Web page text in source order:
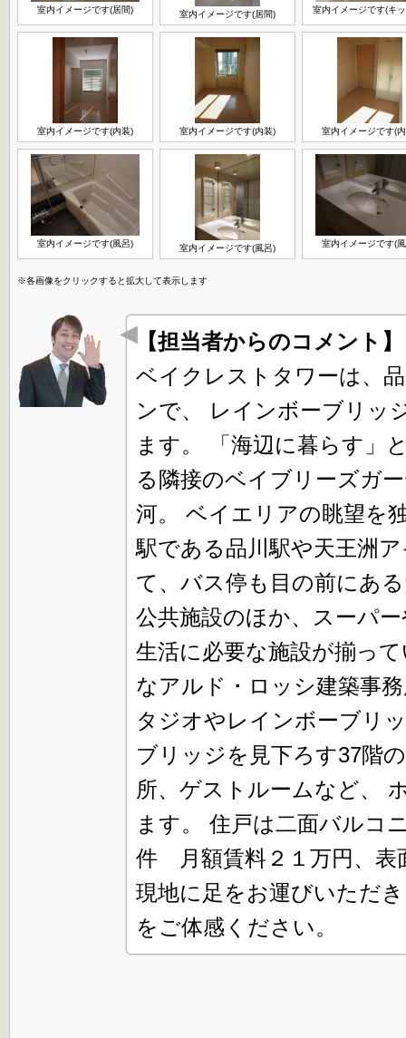
室内イメージです(居間) 室内イメージです(居間) 室内イメージです(キ
室内イメージです(内装) 室内イメージです(内装) 室内イメージです(
室内イメージです(風呂) 室内イメージです(風呂) 室内イメージです(
※各画像をクリックすると拡大して表示します
【担当者からのコメント
ベイクレストタワーは、
ンで、 レインボーブリッ
ます。 「海辺に暮らす」
る隣接のベイブリーズガ
河。 ベイエリアの眺望を
駅である品川駅や天王洲
て、バス停も目の前にあ
公共施設のほか、スーパ
生活に必要な施設が揃っ
なアルド・ロッシ建築事
タジオやレインボーブリ
ブリッジを見下ろす37階
所、ゲストルームなど、
ます。 住戸は二面バルコ
件 月額賃料２１万円、表
現地に足をお運びいただ
をご体感ください。